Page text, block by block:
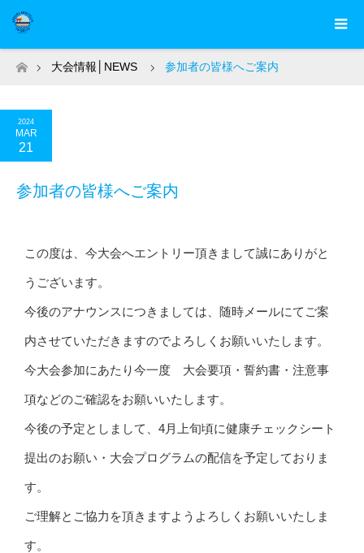
ホーム
大会情報│NEWS 参加者の皆様へご案内
2024
MAR
21
参加者の皆様へご案内
この度は、今大会へエントリー頂きまして誠にありがと
うございます。
今後のアナウンスにつきましては、随時メールにてご案
内させていただきますのでよろしくお願いいたします。
今大会参加にあたり今一度 大会要項・誓約書・注意事
項などのご確認をお願いいたします。
今後の予定としまして、4月上旬頃に健康チェックシート
提出のお願い・大会プログラムの配信を予定しておりま
す。
ご理解とご協力を頂きますようよろしくお願いいたしま
す。